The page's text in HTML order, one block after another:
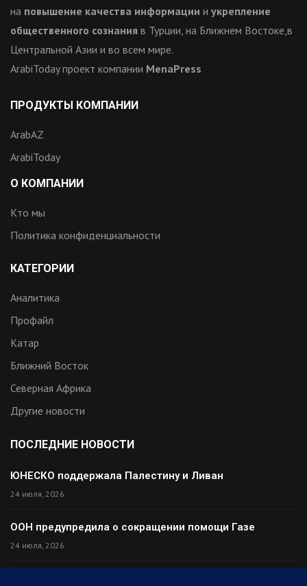
на повышение качества информации и укрепление
общественного сознания в Турции, на Ближнем Востоке,в
Центральной Азии и во всем мире.
ArabiToday проект компании MenaPress
ПРОДУКТЫ КОМПАНИИ
ArabAZ
ArabiToday
О КОМПАНИИ
Кто мы
Политика конфиденциальности
КАТЕГОРИИ
Аналитика
Профайл
Катар
Ближний Восток
Северная Африка
Другие новости
ПОСЛЕДНИЕ НОВОСТИ
ЮНЕСКО поддержала Палестину и Ливан
24 июля, 2026
ООН предупредила о сокращении помощи Газе
24 июля, 2026